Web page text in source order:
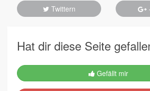
Twittern
Hat dir diese Seite
Gefällt mir